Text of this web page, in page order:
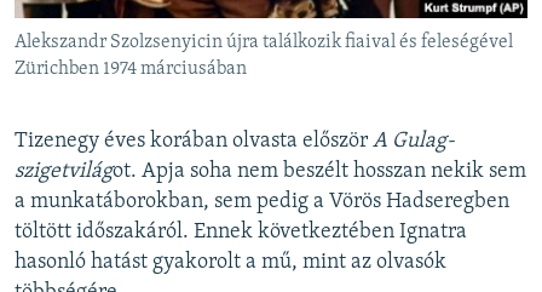
Alekszandr Szolzsenyicin újra találkozik fiaival és feleségével
Zürichben 1974 márciusában
Tizenegy éves korában olvasta először A Gulag-
szigetvilágot. Apja soha nem beszélt hosszan nekik sem
a munkatáborokban, sem pedig a Vörös Hadseregben
töltött időszakáról. Ennek következtében Ignatra
hasonló hatást gyakorolt a mű, mint az olvasók